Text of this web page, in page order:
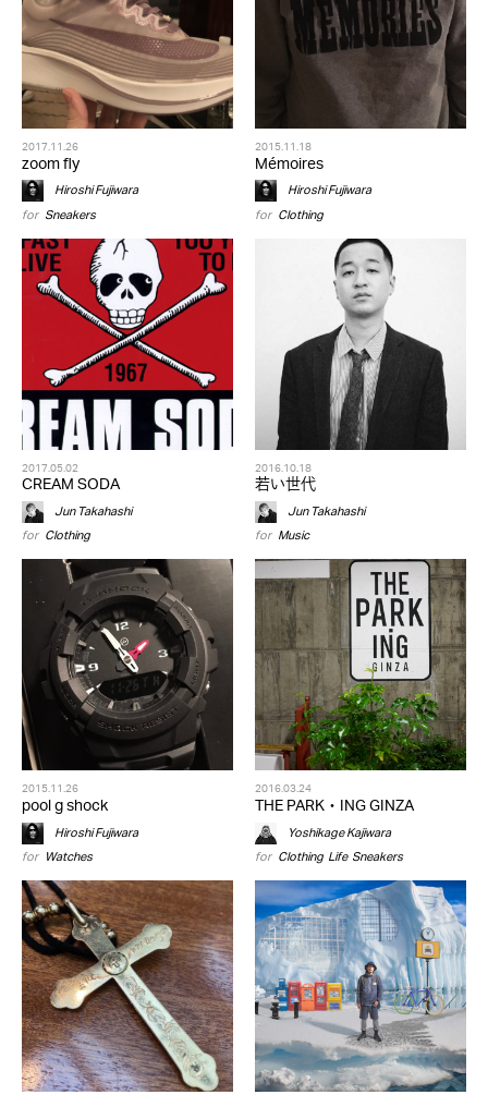
2017.11.26
zoom fly
Hiroshi Fujiwara
for Sneakers
2015.11.18
Mémoires
Hiroshi Fujiwara
for Clothing
2017.05.02
CREAM SODA
Jun Takahashi
for Clothing
2016.10.18
若い世代
Jun Takahashi
for Music
2015.11.26
pool g shock
Hiroshi Fujiwara
for Watches
2016.03.24
THE PARK・ING GINZA
Yoshikage Kajiwara
for Clothing,Life,Sneakers